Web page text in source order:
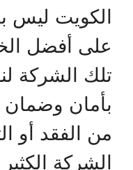
الكويت ليس
على أفضل
تلك الشركة
بأمان وضمان
من الفقد أو
الشركة